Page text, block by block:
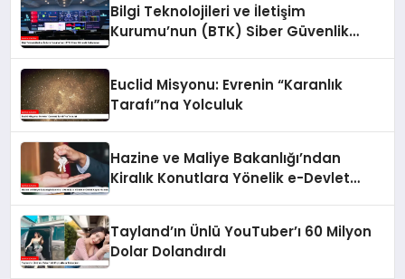
Bilgi Teknolojileri ve İletişim
Kurumu’nun (BTK) Siber Güvenlik
Euclid Misyonu: Evrenin “Karanlık
Tarafı”na Yolculuk
Hazine ve Maliye Bakanlığı’ndan
Kiralık Konutlara Yönelik e-Devlet
Tayland’ın Ünlü YouTuber’ı 60 Milyon
Dolar Dolandırdı